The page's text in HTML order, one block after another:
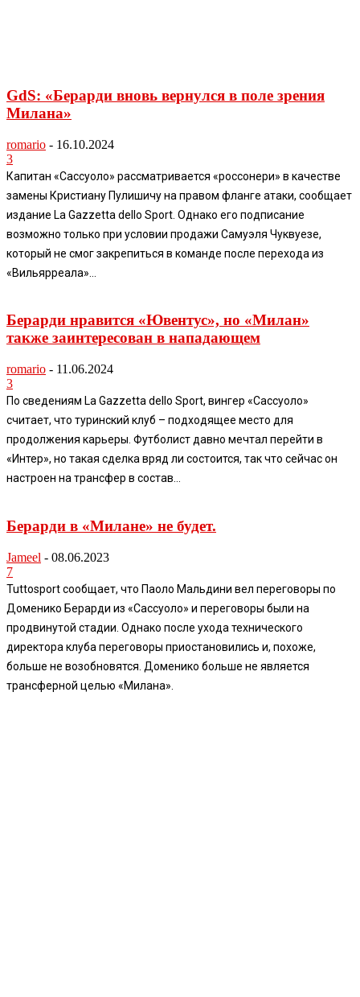
GdS: «Берарди вновь вернулся в поле зрения
Милана»
romario - 16.10.2024
3
Капитан «Сассуоло» рассматривается «россонери» в качестве
замены Кристиану Пулишичу на правом фланге атаки, сообщает
издание La Gazzetta dello Sport. Однако его подписание
возможно только при условии продажи Самуэля Чуквуезе,
который не смог закрепиться в команде после перехода из
«Вильярреала»...
Берарди нравится «Ювентус», но «Милан»
также заинтересован в нападающем
romario - 11.06.2024
3
По сведениям La Gazzetta dello Sport, вингер «Сассуоло»
считает, что туринский клуб – подходящее место для
продолжения карьеры. Футболист давно мечтал перейти в
«Интер», но такая сделка вряд ли состоится, так что сейчас он
настроен на трансфер в состав...
Берарди в «Милане» не будет.
Jameel - 08.06.2023
7
Tuttosport сообщает, что Паоло Мальдини вел переговоры по
Доменико Берарди из «Сассуоло» и переговоры были на
продвинутой стадии. Однако после ухода технического
директора клуба переговоры приостановились и, похоже,
больше не возобновятся. Доменико больше не является
трансферной целью «Милана».